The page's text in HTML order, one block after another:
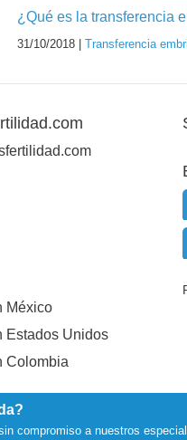
¿Qué es la transferencia
31/10/2018 | Transferencia
compromiso a nuestros
México
Estados Unidos
Colombia